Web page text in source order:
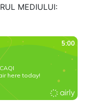
MEDIULUI: